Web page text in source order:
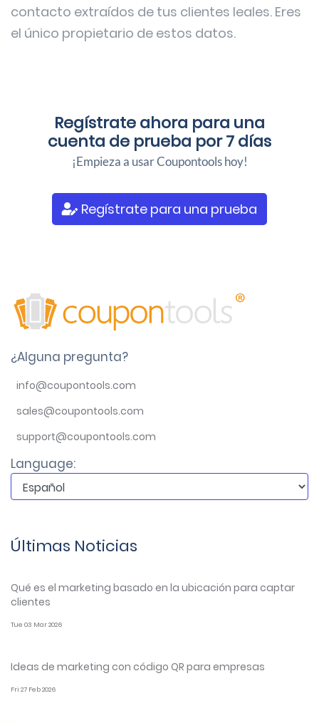
contacto extraídos de tus clientes leales. Eres
el único propietario de estos datos.
Regístrate ahora para una
cuenta de prueba por 7 días
¡Empieza a usar Coupontools hoy!
Regístrate para una prueba
¿Alguna pregunta?
info@coupontools.com
sales@coupontools.com
support@coupontools.com
Language:
Últimas Noticias
Qué es el marketing basado en la ubicación para captar
clientes
Tue 03 Mar 2026
Ideas de marketing con código QR para empresas
Fri 27 Feb 2026